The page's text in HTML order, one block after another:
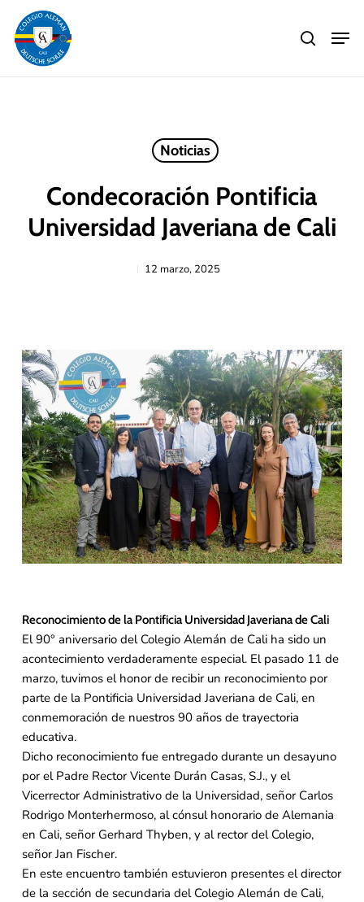
main
content
search
Noticias
Condecoración Pontificia
Universidad Javeriana de Cali
12 marzo, 2025
Reconocimiento de la Pontificia Universidad Javeriana de Cali
El 90° aniversario del Colegio Alemán de Cali ha sido un
acontecimiento verdaderamente especial. El pasado 11 de
marzo, tuvimos el honor de recibir un reconocimiento por
parte de la Pontificia Universidad Javeriana de Cali, en
conmemoración de nuestros 90 años de trayectoria
educativa.
Dicho reconocimiento fue entregado durante un desayuno
por el Padre Rector Vicente Durán Casas, S.J., y el
Vicerrector Administrativo de la Universidad, señor Carlos
Rodrigo Monterhermoso, al cónsul honorario de Alemania
en Cali, señor Gerhard Thyben, y al rector del Colegio,
señor Jan Fischer.
En este encuentro también estuvieron presentes el director
de la sección de secundaria del Colegio Alemán de Cali,